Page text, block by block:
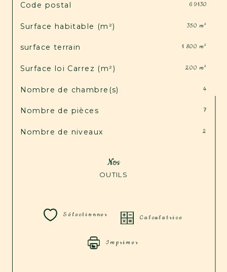
TRAD_SIROCCO_Caracteristique
Code postal 69130
Surface habitable (m²) 350 m²
surface terrain 1 800 m²
Surface loi Carrez (m²) 200 m²
Nombre de chambre(s) 4
Nombre de pièces 7
Nombre de niveaux 2
Nos
OUTILS
Sélectionner Calculatrice
Imprimer